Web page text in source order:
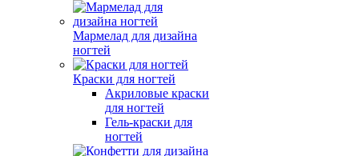
Мармелад для дизайна
ногтей
Краски для ногтей
Акриловые краски
для ногтей
Гель-краски для
ногтей